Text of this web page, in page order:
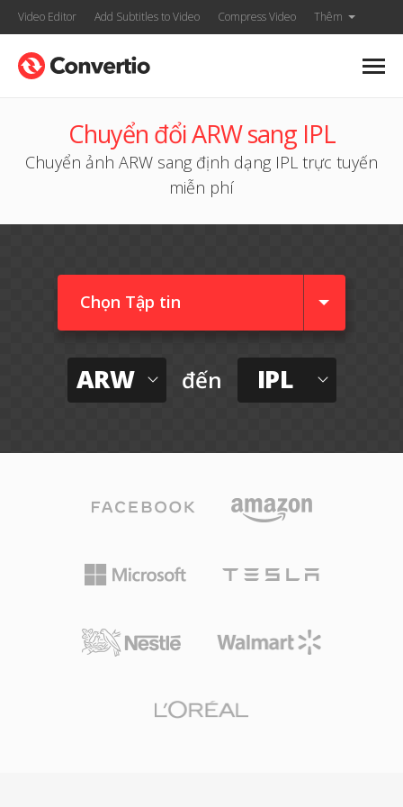
Video Editor Add Subtitles to Video Compress Video Thêm
Chuyển đổi ARW sang IPL
Chuyển ảnh ARW sang định dạng IPL trực tuyến
miễn phí
Chọn Tập tin
ARW đến IPL